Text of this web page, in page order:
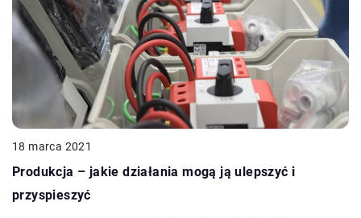
18 marca 2021
Produkcja – jakie działania mogą ją ulepszyć i
przyspieszyć